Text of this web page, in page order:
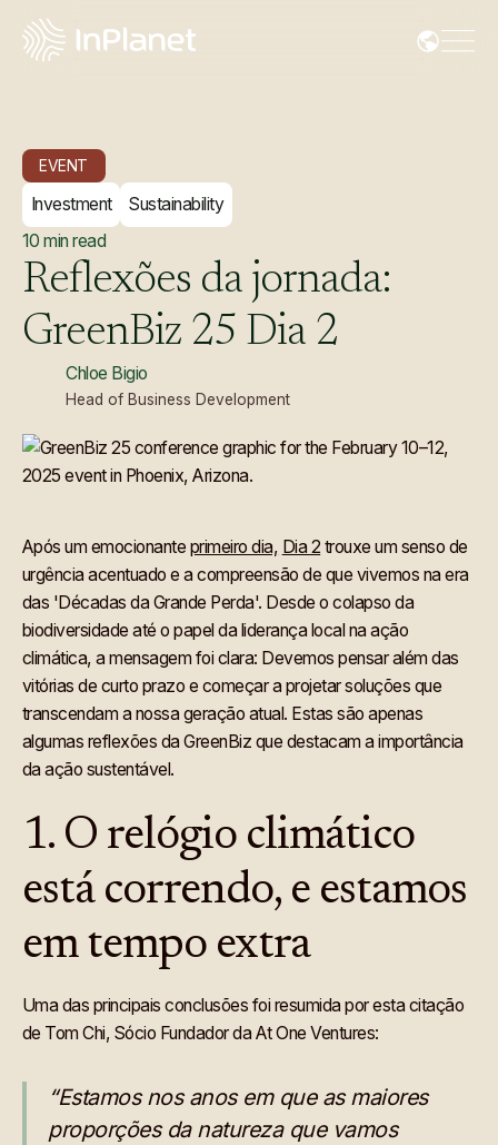
EVENT
Investment
Sustainability
10 min read
Reflexões da jornada:
GreenBiz 25 Dia 2
Chloe Bigio
Head of Business Development
Após um emocionante primeiro dia, Dia 2 trouxe um senso de
urgência acentuado e a compreensão de que vivemos na era
das 'Décadas da Grande Perda'. Desde o colapso da
biodiversidade até o papel da liderança local na ação
climática, a mensagem foi clara: Devemos pensar além das
vitórias de curto prazo e começar a projetar soluções que
transcendam a nossa geração atual. Estas são apenas
algumas reflexões da GreenBiz que destacam a importância
da ação sustentável.
1. O relógio climático
está correndo, e estamos
em tempo extra
Uma das principais conclusões foi resumida por esta citação
de Tom Chi, Sócio Fundador da At One Ventures:
“Estamos nos anos em que as maiores
proporções da natureza que vamos